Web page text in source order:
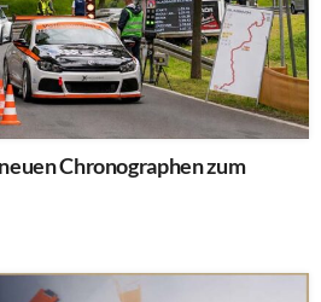
Chronographen zum